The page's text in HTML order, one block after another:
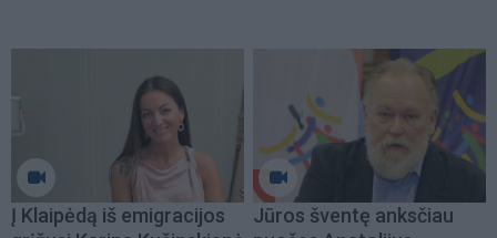
Į Klaipėdą iš emigracijos
Jūros šventę anksčiau